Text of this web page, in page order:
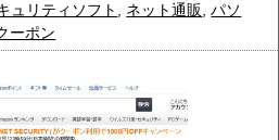
ュリティソフト ネット通販 ,パソ
ーポン